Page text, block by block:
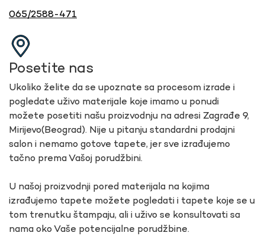
065/2588-471
Posetite nas
Ukoliko želite da se upoznate sa procesom izrade i
pogledate uživo materijale koje imamo u ponudi
možete posetiti našu proizvodnju na adresi Zagrađe 9,
Mirijevo(Beograd). Nije u pitanju standardni prodajni
salon i nemamo gotove tapete, jer sve izrađujemo
tačno prema Vašoj porudžbini.
U našoj proizvodnji pored materijala na kojima
izrađujemo tapete možete pogledati i tapete koje se u
tom trenutku štampaju, ali i uživo se konsultovati sa
nama oko Vaše potencijalne porudžbine.